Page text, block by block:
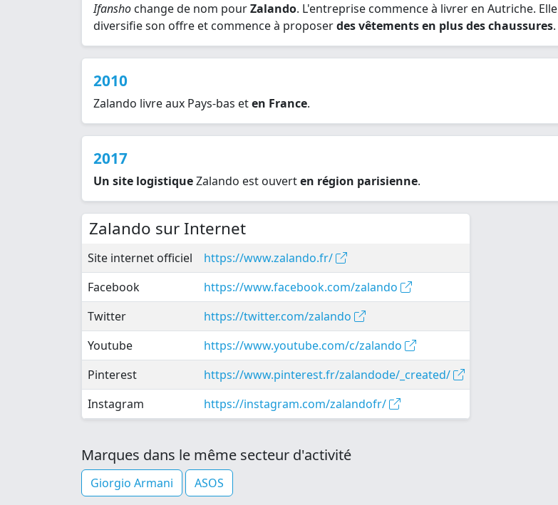
Ifansho change de nom pourZalando. L'entreprise commence à livrer en Autriche. Elle
diversifie son offre et commence à proposerdes vêtements en plus des chaussures.
2010
Zalando livre aux Pays-bas eten France.
2017
Un site logistiqueZalando est ouverten région parisienne.
Zalando sur Internet
Site internet officiel
https://www.zalando.fr/
Facebook
https://www.facebook.com/zalando
Twitter
https://twitter.com/zalando
Youtube
https://www.youtube.com/c/zalando
Pinterest
https://www.pinterest.fr/zalandode/_created/
Instagram
https://instagram.com/zalandofr/
Marques dans le même secteur d'activité
Giorgio Armani ASOS